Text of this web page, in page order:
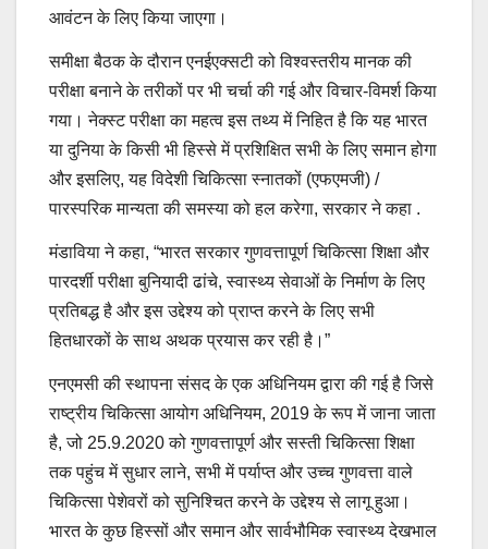
आवंटन के लिए किया जाएगा।
समीक्षा बैठक के दौरान एनईएक्सटी को विश्वस्तरीय मानक की
परीक्षा बनाने के तरीकों पर भी चर्चा की गई और विचार-विमर्श किया
गया। नेक्स्ट परीक्षा का महत्व इस तथ्य में निहित है कि यह भारत
या दुनिया के किसी भी हिस्से में प्रशिक्षित सभी के लिए समान होगा
और इसलिए, यह विदेशी चिकित्सा स्नातकों (एफएमजी) /
पारस्परिक मान्यता की समस्या को हल करेगा, सरकार ने कहा .
मंडाविया ने कहा, “भारत सरकार गुणवत्तापूर्ण चिकित्सा शिक्षा और
पारदर्शी परीक्षा बुनियादी ढांचे, स्वास्थ्य सेवाओं के निर्माण के लिए
प्रतिबद्ध है और इस उद्देश्य को प्राप्त करने के लिए सभी
हितधारकों के साथ अथक प्रयास कर रही है।”
एनएमसी की स्थापना संसद के एक अधिनियम द्वारा की गई है जिसे
राष्ट्रीय चिकित्सा आयोग अधिनियम, 2019 के रूप में जाना जाता
है, जो 25.9.2020 को गुणवत्तापूर्ण और सस्ती चिकित्सा शिक्षा
तक पहुंच में सुधार लाने, सभी में पर्याप्त और उच्च गुणवत्ता वाले
चिकित्सा पेशेवरों को सुनिश्चित करने के उद्देश्य से लागू हुआ।
भारत के कुछ हिस्सों और समान और सार्वभौमिक स्वास्थ्य देखभाल